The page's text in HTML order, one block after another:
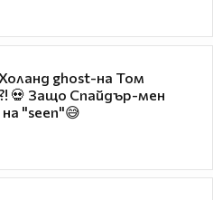
ghost-на Том
💀 Защо Спайдър-мен
"seen"😅